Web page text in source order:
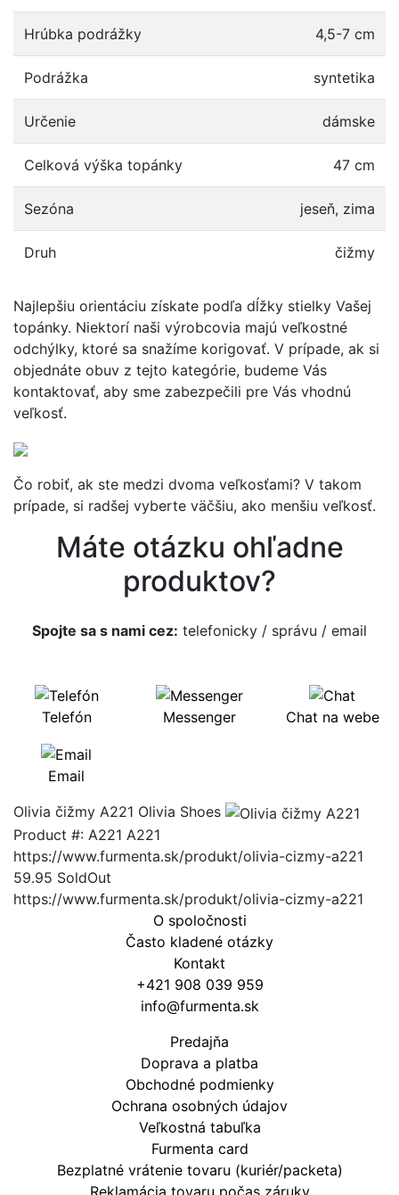
Hrúbka podrážky 4,5-7 cm
Podrážka syntetika
Určenie dámske
Celková výška topánky 47 cm
Sezóna jeseň, zima
Druh čižmy
Najlepšiu orientáciu získate podľa dĺžky stielky Vašej
topánky. Niektorí naši výrobcovia majú veľkostné
odchýlky, ktoré sa snažíme korigovať. V prípade, ak si
objednáte obuv z tejto kategórie, budeme Vás
kontaktovať, aby sme zabezpečili pre Vás vhodnú
veľkosť.
Čo robiť, ak ste medzi dvoma veľkosťami? V takom
prípade, si radšej vyberte väčšiu, ako menšiu veľkosť.
Máte otázku ohľadne
produktov?
Spojte sa s nami cez: telefonicky / správu / email
Telefón Messenger Chat na webe
Email
Olivia čižmy A221 Olivia Shoes
Product #: A221 A221
https://www.furmenta.sk/produkt/olivia-cizmy-a221
59.95 SoldOut
https://www.furmenta.sk/produkt/olivia-cizmy-a221
O spoločnosti
Často kladené otázky
Kontakt
+421 908 039 959
info@furmenta.sk
Predajňa
Doprava a platba
Obchodné podmienky
Ochrana osobných údajov
Veľkostná tabuľka
Furmenta card
Bezplatné vrátenie tovaru (kuriér/packeta)
Reklamácia tovaru počas záruky